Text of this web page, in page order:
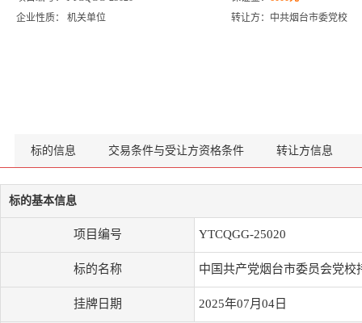
企业性质： 机关单位
转让方：中共烟台市委党校
标的信息 交易条件与受让方资格条件 转让方信息
标的基本信息
项目编号 YTCQGG-25020
标的名称 中国共产党烟台市委员会党校
挂牌日期 2025年07月04日